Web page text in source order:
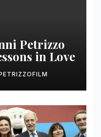
Petrizzo
in Love